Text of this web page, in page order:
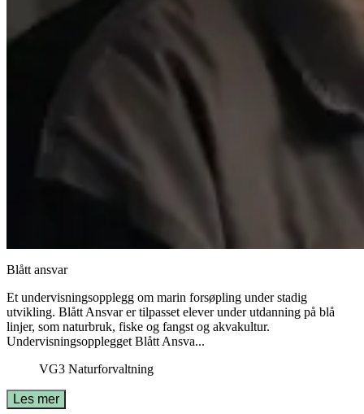
Blått ansvar
Et undervisningsopplegg om marin forsøpling under stadig
utvikling. Blått Ansvar er tilpasset elever under utdanning på blå
linjer, som naturbruk, fiske og fangst og akvakultur.
Undervisningsopplegget Blått Ansva...
VG3 Naturforvaltning
Les mer